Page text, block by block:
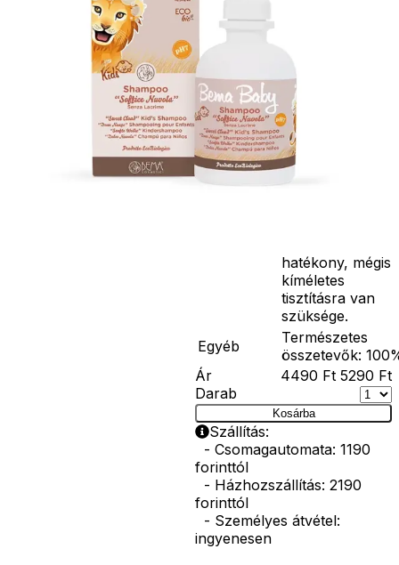
tulajdonságát,
hajmosás során
nem okoz
szemirritációt.
Mindennapos
használatra
tervezve, 2 éves
hatékony, mégis
kíméletes
tisztításra van
szüksége.
Egyéb
Természetes
összetevők:
Ár
4490 Ft 5290 Ft
Darab
Kosárba
Szállítás:
- Csomagautomata: 1190
forinttól
- Házhozszállítás: 2190
forinttól
- Személyes átvétel:
ingyenesen